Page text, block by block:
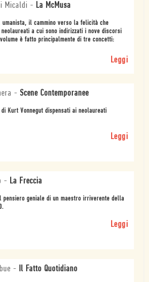
Micaldi - La McMusa
umanista, il cammino verso la felicità che
neolaureati a cui sono indirizzati i nove discorsi
è fatto principalmente di tre concetti:
Leggi
- Scene Contemporanee
di Kurt Vonnegut dispensati ai neolaureati
Leggi
- La Freccia
pensiero geniale di un maestro irriverente della
Leggi
- Il Fatto Quotidiano